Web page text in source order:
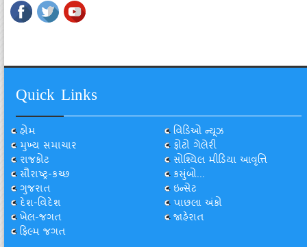
Quick Links
હોમ
મુખ્ય સમાચાર
રાજકોટ
સૌરાષ્ટ્ર-કચ્છ
ગુજરાત
દેશ-વિદેશ
ખેલ-જગત
ફિલ્મ જગત
વિડિઓ ન્યૂઝ
ફોટો ગેલેરી
સોશ્યિલ મીડિયા આવૃત્તિ
કસુંબો...
ઇન્સેટ
પાછલા અંકો
જાહેરાત